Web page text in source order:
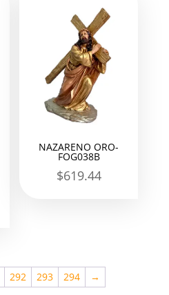
NAZARENO ORO-
FOG038B
$619.44
292 293 294 →